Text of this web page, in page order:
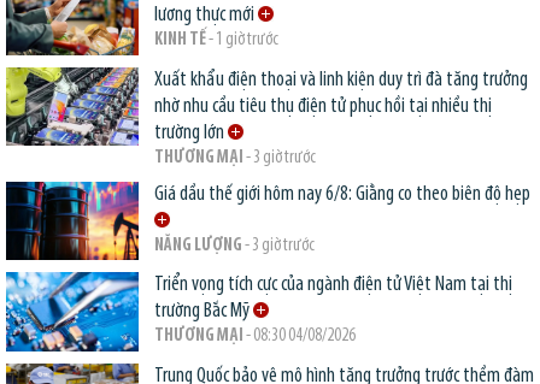
lương thực mới
KINH TẾ- 1 giờ trước
Xuất khẩu điện thoại và linh kiện duy trì đà tăng trưởng
nhờ nhu cầu tiêu thụ điện tử phục hồi tại nhiều thị
trường lớn
THƯƠNG MẠI - 3 giờ trước
Giá dầu thế giới hôm nay 6/8: Giằng co theo biên độ hẹp
NĂNG LƯỢNG - 3 giờ trước
Triển vọng tích cực của ngành điện tử Việt Nam tại thị
trường Bắc Mỹ
THƯƠNG MẠI - 08:30 04/08/2026
Trung Quốc bảo vệ mô hình tăng trưởng trước thềm đàm